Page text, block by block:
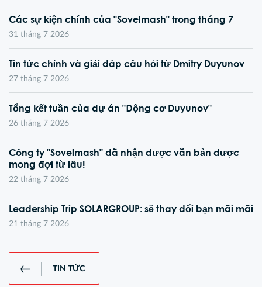
Các sự kiện chính của "Sovelmash" trong tháng 7
31 tháng 7 2026
Tin tức chính và giải đáp câu hỏi từ Dmitry Duyunov
27 tháng 7 2026
Tổng kết tuần của dự án "Động cơ Duyunov"
26 tháng 7 2026
Công ty "Sovelmash" đã nhận được văn bản được
mong đợi từ lâu!
22 tháng 7 2026
Leadership Trip SOLARGROUP: sẽ thay đổi bạn mãi mãi
21 tháng 7 2026
TIN TỨC